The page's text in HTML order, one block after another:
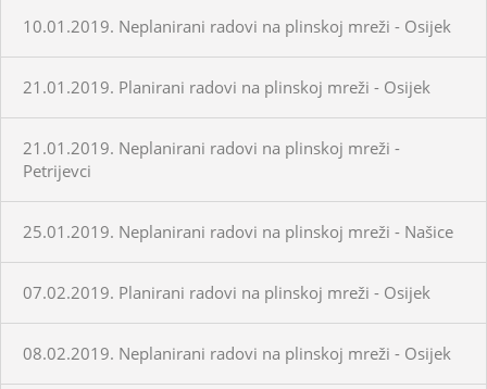
10.01.2019. Neplanirani radovi na plinskoj mreži - Osijek
21.01.2019. Planirani radovi na plinskoj mreži - Osijek
21.01.2019. Neplanirani radovi na plinskoj mreži -
Petrijevci
25.01.2019. Neplanirani radovi na plinskoj mreži - Našice
07.02.2019. Planirani radovi na plinskoj mreži - Osijek
08.02.2019. Neplanirani radovi na plinskoj mreži - Osijek